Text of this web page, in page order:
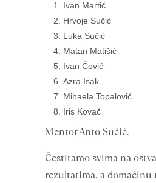
Ivan Martić
Hrvoje Sučić
Luka Sučić
Matan Matišić
Ivan Čović
Azra Isak
Mihaela Topalović
Iris Kovač
Mentor Anto Sučić.
Čestitamo svima na
rezultatima, a domaćinu